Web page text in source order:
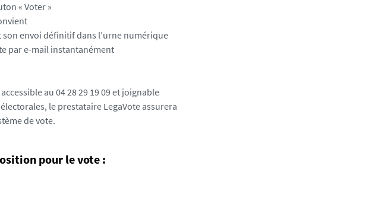
« Voter »
envoi définitif dans l’urne numérique
par e-mail instantanément
au 04 28 29 19 09 et joignable
le prestataire LegaVote assurera
de vote.
pour le vote :